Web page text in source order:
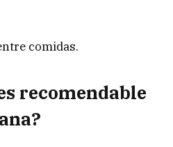
comidas.
recomendable